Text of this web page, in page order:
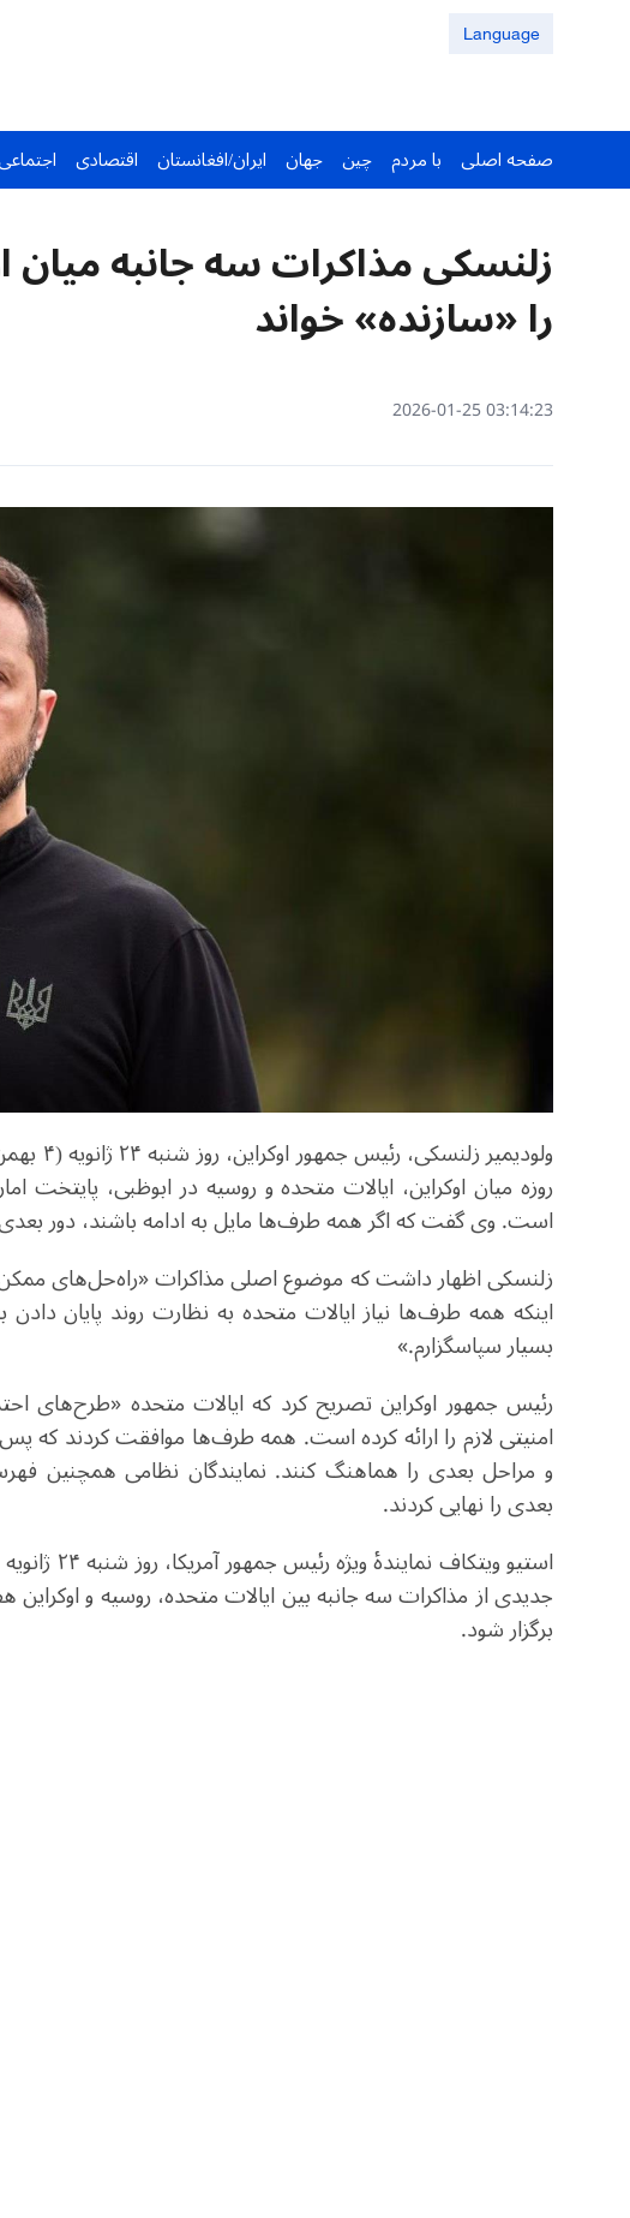
Language
صفحه اصلی با مردم چین جهان ایران/افغانستان اقتصادی
زلنسکی مذاکرات سه جانبه میان
را «سازنده» خواند
03:14:23 2026-01-25
روزه میان اوکراین، ایالات متحده و روسیه در ابوظبی، پایتخت
است. وی گفت که اگر همه طرف‌ها مایل به ادامه باشند، دور بعدی
زلنسکی اظهار داشت که موضوع اصلی مذاکرات «راه‌حل‌های
اینکه همه طرف‌ها نیاز ایالات متحده به نظارت روند پایان
بسیار سپاسگزارم.»
رئیس جمهور اوکراین تصریح کرد که ایالات متحده «طرح‌های
امنیتی لازم را ارائه کرده است. همه طرف‌ها موافقت کردند که
و مراحل بعدی را هماهنگ کنند. نمایندگان نظامی همچنین
بعدی را نهایی کردند.
استیو
جدیدی از مذاکرات سه جانبه بین ایالات متحده، روسیه و
برگزار شود.